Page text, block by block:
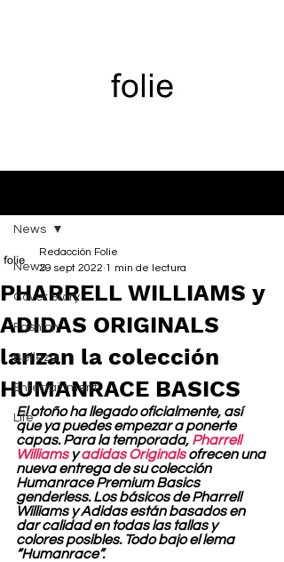
News
Cover Story
Fashion
Belleza
Entertainment
Life
News
PHARRELL WILLIAMS y
ADIDAS ORIGINALS
lanzan la colección
HUMANRACE BASICS
Redacción Folie
29 sept 2022 1 min de lectura
El otoño ha llegado oficialmente, así
que ya puedes empezar a ponerte
capas. Para la temporada, Pharrell
Williams y adidas Originals ofrecen una
nueva entrega de su colección
Humanrace Premium Basics
genderless. Los básicos de Pharrell
Williams y Adidas están basados en
dar calidad en todas las tallas y
colores posibles. Todo bajo el lema
“Humanrace”.